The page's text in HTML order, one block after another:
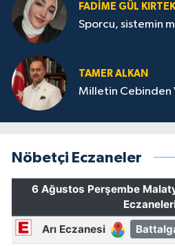
FADIME GÜL
Sporcu, sistemin
TAMER ALKAN
Milletin Cebinden
Nöbetçi Eczaneler